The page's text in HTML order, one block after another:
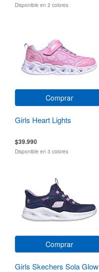
Disponible en 2 colores
Comprar
Girls Heart Lights
$39.990
Disponible en 3 colores
Comprar
Girls Skechers Sola Glow